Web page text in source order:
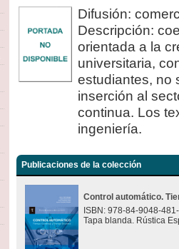
Difusión:
Descripción:
orientada a la
universitaria,
estudiantes, no
inserción al
continua. Los
ingeniería.
Publicaciones de la colección
Control automático.
ISBN: 978-84-9048-
Tapa blanda. Rústica